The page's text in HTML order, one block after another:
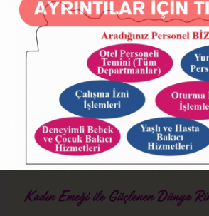
Samandağ’da Kadın Emeği ve